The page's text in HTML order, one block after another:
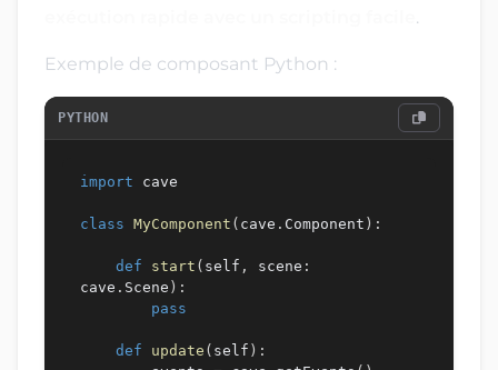
.
Exemple de composant Python :
PYTHON
import cave
class MyComponent ( cave . Component ) :
def start ( self , scene :
cave . Scene ) :
pass
def update ( self ) :